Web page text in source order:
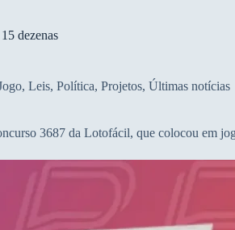
dezenas
, Leis, Política, Projetos, Últimas notícias
3687 da Lotofácil, que colocou em